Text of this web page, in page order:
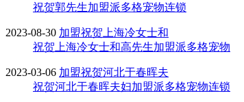
祝贺郭先生加盟派多格宠物连锁
2023-08-30 加盟祝贺上海冷女士和
祝贺上海冷女士和高先生加盟派多格宠物
2023-03-06 加盟祝贺河北于春晖夫
祝贺河北于春晖夫妇加盟派多格宠物连锁